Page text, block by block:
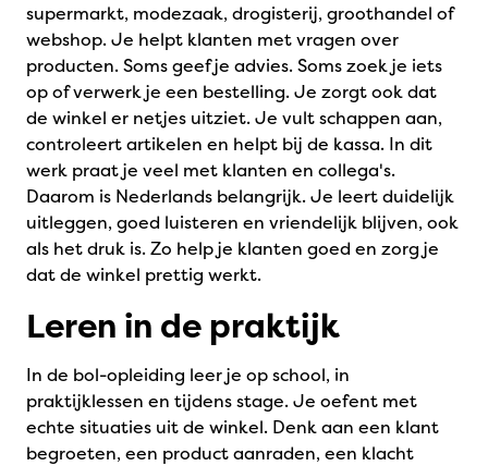
supermarkt, modezaak, drogisterij, groothandel of
webshop. Je helpt klanten met vragen over
producten. Soms geef je advies. Soms zoek je iets
op of verwerk je een bestelling. Je zorgt ook dat
de winkel er netjes uitziet. Je vult schappen aan,
controleert artikelen en helpt bij de kassa. In dit
werk praat je veel met klanten en collega's.
Daarom is Nederlands belangrijk. Je leert duidelijk
uitleggen, goed luisteren en vriendelijk blijven, ook
als het druk is. Zo help je klanten goed en zorg je
dat de winkel prettig werkt.
Leren in de praktijk
In de bol-opleiding leer je op school, in
praktijklessen en tijdens stage. Je oefent met
echte situaties uit de winkel. Denk aan een klant
begroeten, een product aanraden, een klacht